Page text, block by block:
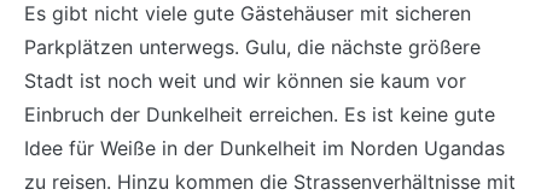
Es gibt nicht viele gute Gästehäuser mit sicheren
Parkplätzen unterwegs. Gulu, die nächste größere
Stadt ist noch weit und wir können sie kaum vor
Einbruch der Dunkelheit erreichen. Es ist keine gute
Idee für Weiße in der Dunkelheit im Norden Ugandas
zu reisen. Hinzu kommen die Strassenverhältnisse mit